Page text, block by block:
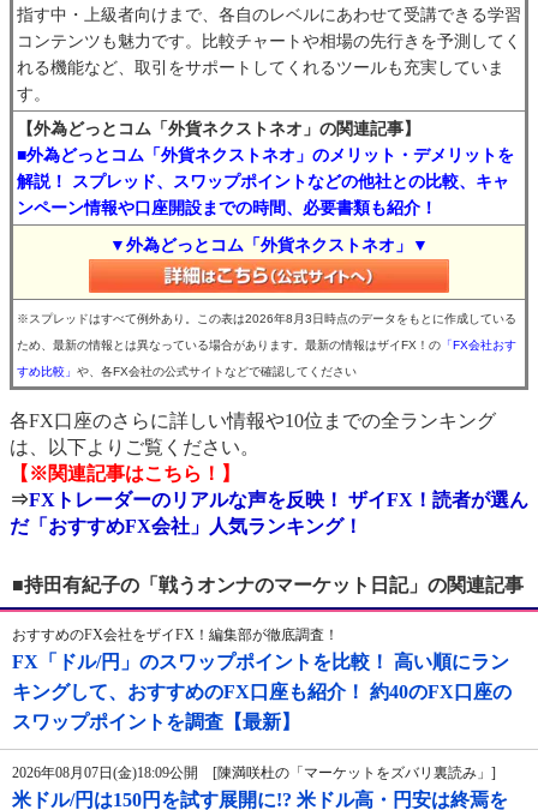
指す中・上級者向けまで、各自のレベルにあわせて受講できる学習
コンテンツも魅力です。比較チャートや相場の先行きを予測してく
れる機能など、取引をサポートしてくれるツールも充実していま
す。
【外為どっとコム「外貨ネクストネオ」の関連記事】
■外為どっとコム「外貨ネクストネオ」のメリット・デメリットを
解説！ スプレッド、スワップポイントなどの他社との比較、キャ
ンペーン情報や口座開設までの時間、必要書類も紹介！
▼外為どっとコム「外貨ネクストネオ」▼
※スプレッドはすべて例外あり。この表は2026年8月3日時点のデータをもとに作成している
ため、最新の情報とは異なっている場合があります。最新の情報はザイFX！の 「FX会社おす
すめ比較」 や、各FX会社の公式サイトなどで確認してください
各FX口座のさらに詳しい情報や10位までの全ランキング
は、以下よりご覧ください。
【※関連記事はこちら！】
⇒FXトレーダーのリアルな声を反映！ ザイFX！読者が選ん
だ「おすすめFX会社」人気ランキング！
■持田有紀子の「戦うオンナのマーケット日記」の関連記事
おすすめのFX会社をザイFX！編集部が徹底調査！
FX「ドル/円」のスワップポイントを比較！ 高い順にラン
キングして、おすすめのFX口座も紹介！ 約40のFX口座の
スワップポイントを調査【最新】
2026年08月07日(金)18:09公開 [陳満咲杜の「マーケットをズバリ裏読み」]
米ドル/円は150円を試す展開に!? 米ドル高・円安は終焉を